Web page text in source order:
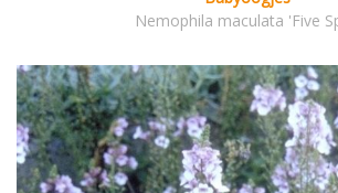
Nemophila maculata 'Five